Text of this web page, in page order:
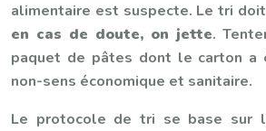
alimentaire est suspecte. Le tri
en cas de doute, on jette.
paquet de pâtes dont le carton
non-sens économique et sanitaire.
Le protocole de tri se base sur